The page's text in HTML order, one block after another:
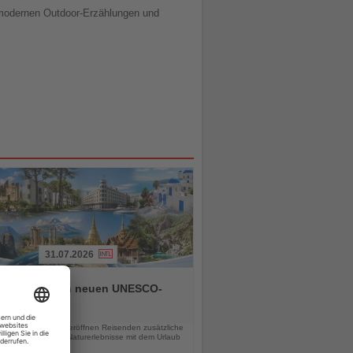
Outdoor-Erzählungen und
31.07.2026
zu den neuen UNESCO-
UNESCO-Stätten eröffnen Reisenden zusätzliche
Kultur- und Naturerlebnisse mit dem Urlaub